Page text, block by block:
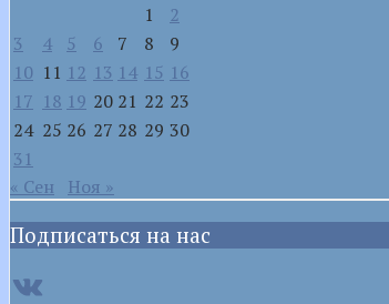
1
2
3
4 5 6 7 8
9
10 11 12 13 14 15 16
17 18 19 20 21 22 23
24 25 26 27 28 29 30
31
« Сен
Ноя »
Подписаться на нас
VK